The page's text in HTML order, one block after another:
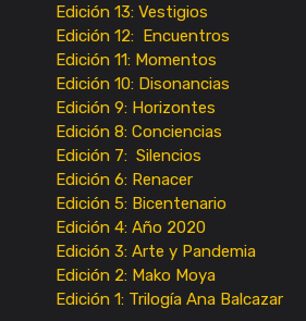
Edición 13: Vestigios
Edición 12: Encuentros
Edición 11: Momentos
Edición 10: Disonancias
Edición 9: Horizontes
Edición 8: Conciencias
Edición 7: Silencios
Edición 6: Renacer
Edición 5: Bicentenario
Edición 4: Año 2020
Edición 3: Arte y Pandemia
Edición 2: Mako Moya
Edición 1: Trilogía Ana Balcazar